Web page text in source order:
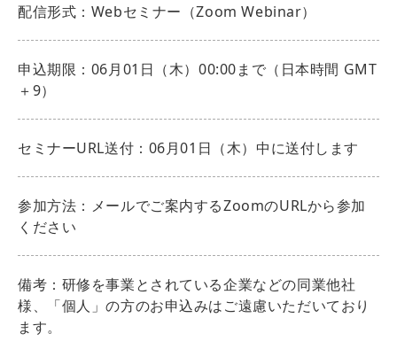
配信形式：Webセミナー（Zoom Webinar）
申込期限：06月01日（木）00:00まで（日本時間 GMT
＋9）
セミナーURL送付：06月01日（木）中に送付します
参加方法：メールでご案内するZoomのURLから参加
ください
備考：研修を事業とされている企業などの同業他社
様、「個人」の方のお申込みはご遠慮いただいており
ます。